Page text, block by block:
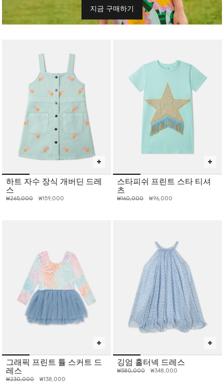
지금 구매하기
하트 자수 장식 개버딘 드레
스
인하 전 가격:
₩265,000인하된 가격:
₩159,000
스타피쉬 프린트 스타 티셔
츠
인하 전 가격:
₩160,000인하된 가격:
₩96,000
그래픽 프린트 튤 스커트 드
레스
인하 전 가격:
₩230,000인하된 가격:
₩138,000
깅엄 홀터넥 드레스
인하 전 가격:
₩580,000인하된 가격:
₩348,000